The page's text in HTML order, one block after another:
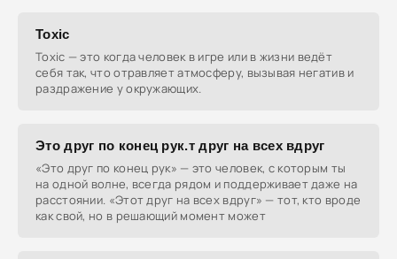
Toxic
Toxic — это когда человек в игре или в жизни ведёт
себя так, что отравляет атмосферу, вызывая негатив и
раздражение у окружающих.
Это друг по конец рук.т друг на всех вдруг
«Это друг по конец рук» — это человек, с которым ты
на одной волне, всегда рядом и поддерживает даже на
расстоянии. «Этот друг на всех вдруг» — тот, кто вроде
как свой, но в решающий момент может